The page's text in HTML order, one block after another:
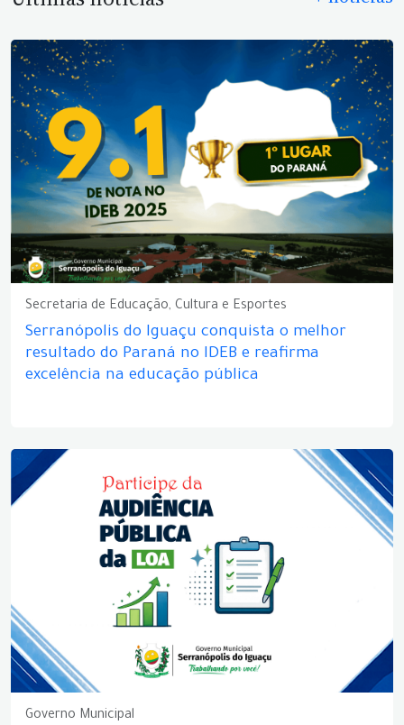
Secretaria de Educação, Cultura e Esportes
Serranópolis do Iguaçu conquista o melhor
resultado do Paraná no IDEB e reafirma
excelência na educação pública
Governo Municipal